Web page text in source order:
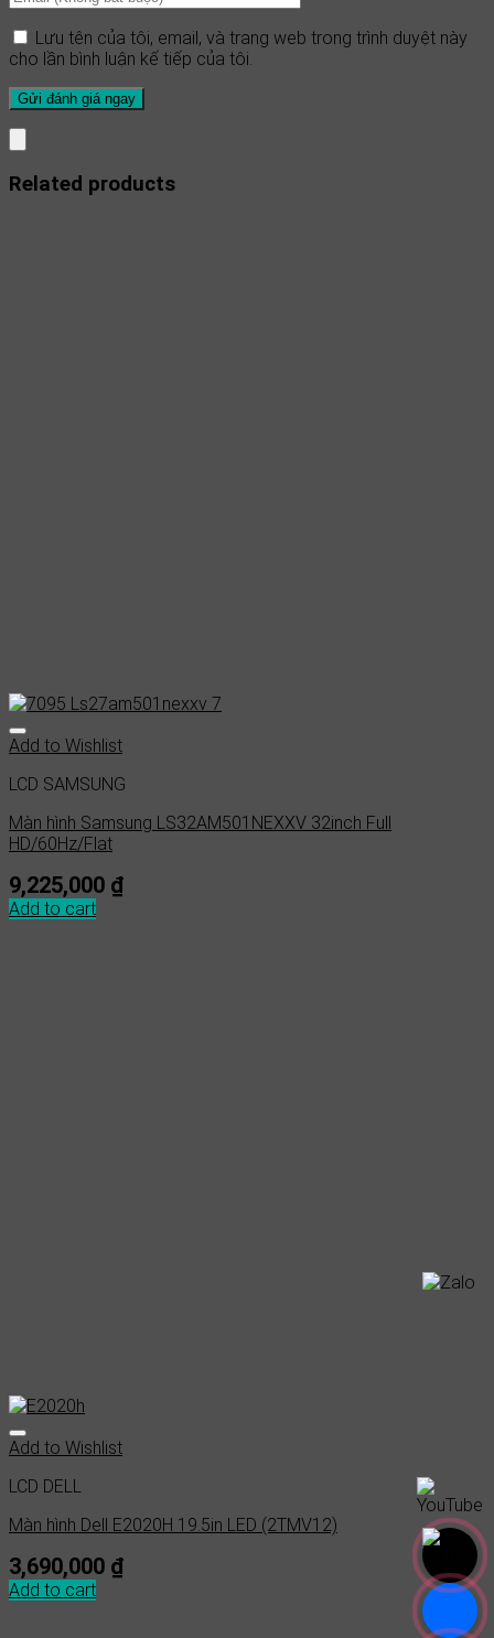
Lưu tên của tôi, email, và trang web trong trình duyệt này
cho lần bình luận kế tiếp của tôi.
Related products
Add to Wishlist
LCD SAMSUNG
Màn hình Samsung LS32AM501NEXXV 32inch Full
HD/60Hz/Flat
9,225,000 ₫
Add to cart
Add to Wishlist
LCD DELL
Màn hình Dell E2020H 19.5in LED (2TMV12)
3,690,000 ₫
Add to cart